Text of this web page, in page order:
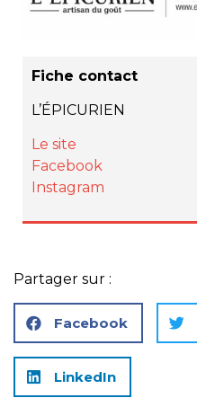
Fiche contact
L’ÉPICURIEN
Le site
Facebook
Instagram
Partager sur :
Facebook
LinkedIn